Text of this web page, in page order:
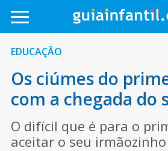
EDUCAÇÃO
Os ciúmes do
com a chegada do
O difícil que é para o
aceitar o seu irmãozinho